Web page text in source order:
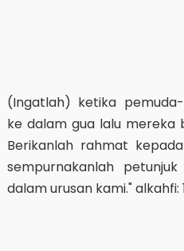
(Ingatlah) ketika
ke dalam gua lalu mereka
Berikanlah rahmat
sempurnakanlah
dalam urusan kami." alkahfi: